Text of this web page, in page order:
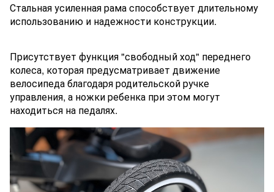
Стальная усиленная рама способствует длительному
использованию и надежности конструкции.
Присутствует функция "свободный ход" переднего
колеса, которая предусматривает движение
велосипеда благодаря родительской ручке
управления, а ножки ребенка при этом могут
находиться на педалях.